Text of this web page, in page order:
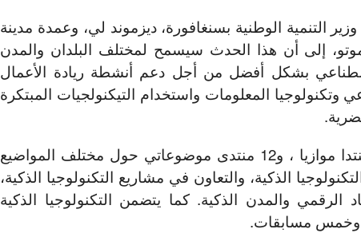
التنمية الوطنية بسنغافورة، ديزموند لي، وعمدة مدينة
إلى أن هذا الحدث سيسمح لمختلف البلدان والمدن
بشكل أفضل من أجل دعم أنشطة ريادة الأعمال
وتكنولوجيا المعلومات واستخدام التيكنولجيات المبتكرة
ويتضمن هذا الحدث 18 منتدا موازيا ، و12 منتدى موضوعاتي حول مختلف المواضيع
الذكية، والتعاون في مشاريع التكنولوجيا الذكية،
الرقمي والمدن الذكية. كما يتضمن التكنولوجيا الذكية